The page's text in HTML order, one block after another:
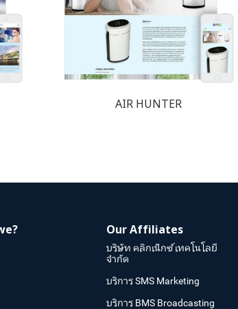
AIR HUNTER
Our Affiliates
บริษัท คลิกเน็กซ์ เทคโนโลยี
จำกัด
บริการ SMS Marketing
บริการ BMS Broadcasting